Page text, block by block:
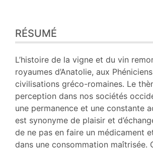
Plan
Texte
Notes
Illustrations
Citer cet article
Auteurs
RÉSUMÉ
L’histoire de la vigne et du vin
royaumes d’Anatolie, aux
civilisations gréco-romaines. Le
perception dans nos sociétés
une permanence et une constante
est synonyme de plaisir et
de ne pas en faire un médicament
dans une consommation maîtrisée.